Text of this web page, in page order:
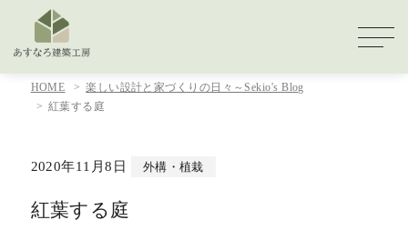
HOME
楽しい設計と家づくりの日々～Sekio's Blog
紅葉する庭
2020年11月8日 外構・植栽
紅葉する庭